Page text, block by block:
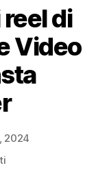
di
Video
2024
SU